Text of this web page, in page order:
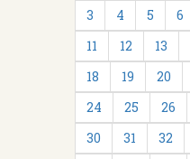
3
4 5 6
11
12 13
18
19 20
24
25 26
30
31 32